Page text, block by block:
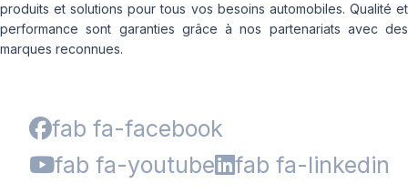
produits et solutions pour tous vos besoins automobiles. Qualité et
performance sont garanties grâce à nos partenariats avec des
marques reconnues.
fab fa-facebook
fab fa-youtube
fab fa-linkedin